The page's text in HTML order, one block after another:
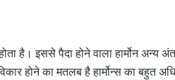
है। इससे पैदा होने वाला हार्मोन अन्य
होने का मतलब है हार्मोन्स का बहुत